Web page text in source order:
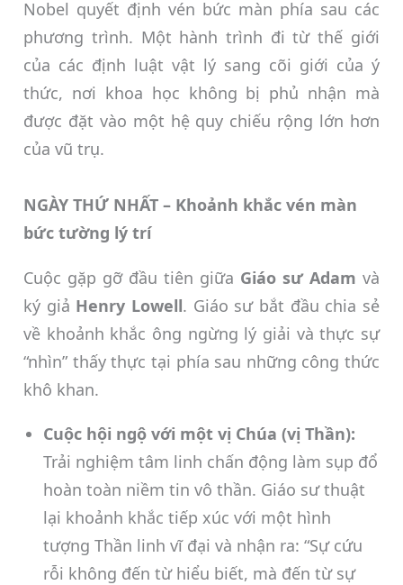
Nobel quyết định vén bức màn phía sau các
phương trình. Một hành trình đi từ thế giới
của các định luật vật lý sang cõi giới của ý
thức, nơi khoa học không bị phủ nhận mà
được đặt vào một hệ quy chiếu rộng lớn hơn
của vũ trụ.
NGÀY THỨ NHẤT – Khoảnh khắc vén màn
bức tường lý trí
Cuộc gặp gỡ đầu tiên giữa Giáo sư Adam và
ký giả Henry Lowell. Giáo sư bắt đầu chia sẻ
về khoảnh khắc ông ngừng lý giải và thực sự
“nhìn” thấy thực tại phía sau những công thức
khô khan.
Cuộc hội ngộ với một vị Chúa (vị Thần):
Trải nghiệm tâm linh chấn động làm sụp đổ
hoàn toàn niềm tin vô thần. Giáo sư thuật
lại khoảnh khắc tiếp xúc với một hình
tượng Thần linh vĩ đại và nhận ra: “Sự cứu
rỗi không đến từ hiểu biết, mà đến từ sự